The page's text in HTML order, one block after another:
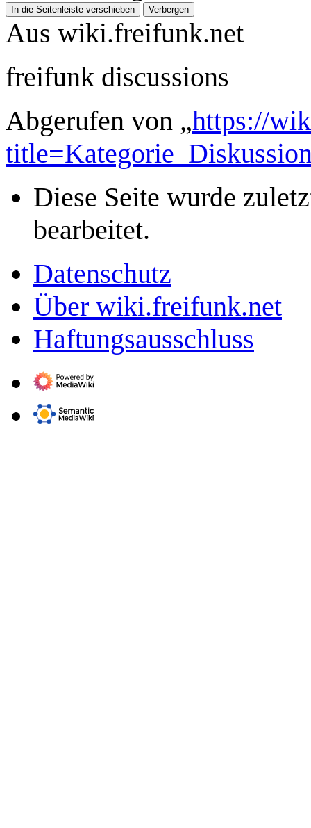
In die Seitenleiste verschieben Verbergen
Aus wiki.freifunk.net
freifunk discussions
Abgerufen von „https://
Diese Seite wurde
bearbeitet.
Datenschutz
Über wiki.freifunk.net
Haftungsausschluss